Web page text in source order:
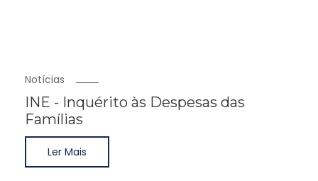
Notícias
INE - Inquérito às Despesas das
Famílias
Ler Mais